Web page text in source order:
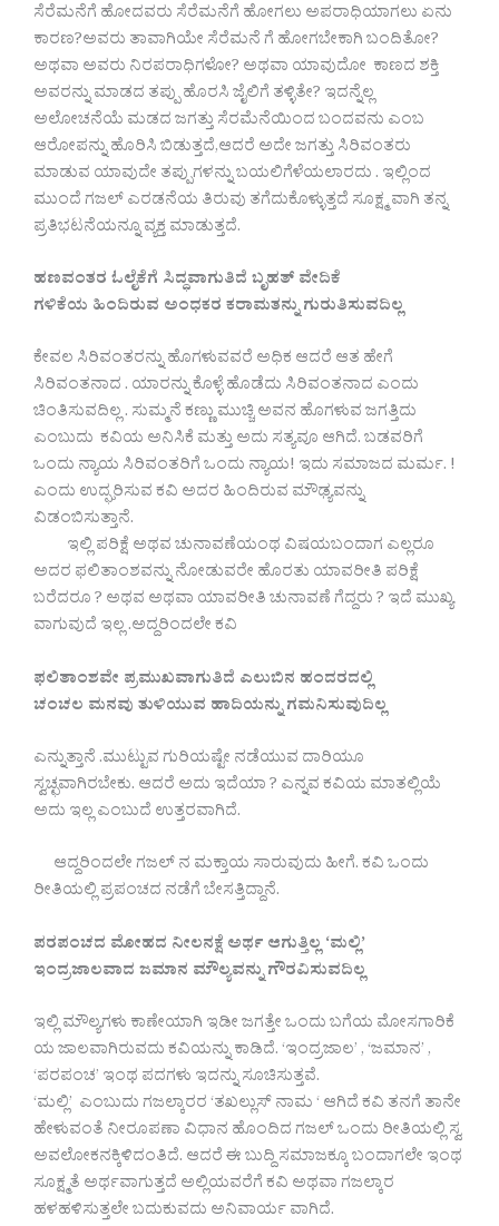
ಸೆರೆಮನೆಗೆ ಹೋದವರು ಸೆರೆಮನೆಗೆ ಹೋಗಲು ಅಪರಾಧಿಯಾಗಲು ಏನು
ಕಾರಣ?ಅವರು ತಾವಾಗಿಯೇ ಸೆರೆಮನೆ ಗೆ ಹೋಗಬೇಕಾಗಿ ಬಂದಿತೋ?
ಅಥವಾ ಅವರು ನಿರಪರಾಧಿಗಳೋ? ಅಥವಾ‌ ಯಾವುದೋ ಕಾಣದ ಶಕ್ತಿ
ಅವರನ್ನು ಮಾಡದ ತಪ್ಪು ಹೊರಸಿ ಜೈಲಿಗೆ ತಳ್ಳಿತೇ? ಇದನ್ನೆಲ್ಲ
ಅಲೋಚನೆಯೆ ಮಡದ ಜಗತ್ತು ಸೆರಮೆನೆಯಿಂದ ಬಂದವನು ಎಂಬ
ಆರೋಪನ್ನು ಹೊರಿಸಿ ಬಿಡುತ್ತದೆ,ಆದರೆ ಅದೇ ಜಗತ್ತು ಸಿರಿವಂತರು
ಮಾಡುವ ಯಾವುದೇ ತಪ್ಪುಗಳನ್ನು ಬಯಲಿಗೆಳೆಯಲಾರದು . ಇಲ್ಲಿಂದ
ಮುಂದೆ ಗಜಲ್ ಎರಡನೆಯ ತಿರುವು ತಗೆದುಕೊಳ್ಳುತ್ತದೆ ಸೂಕ್ಷ್ಮ ವಾಗಿ ತನ್ನ
ಪ್ರತಿಭಟನೆಯನ್ನೂ ವ್ಯಕ್ತ ಮಾಡುತ್ತದೆ.
ಹಣವಂತರ ಓಲೈಕೆಗೆ ಸಿದ್ಧವಾಗುತಿದೆ ಬೃಹತ್ ವೇದಿಕೆ
ಗಳಿಕೆಯ ಹಿಂದಿರುವ ಅಂಧಕರ ಕರಾಮತನ್ನು ಗುರುತಿಸುವದಿಲ್ಲ
ಕೇವಲ ಸಿರಿವಂತರನ್ನು ಹೊಗಳುವವರೆ ಅಧಿಕ ಆದರೆ ಆತ ಹೇಗೆ
ಸಿರಿವಂತನಾದ . ಯಾರನ್ನು ಕೊಳ್ಳೆ ಹೊಡೆದು ಸಿರಿವಂತನಾದ ಎಂದು
ಚಿಂತಿಸುವದಿಲ್ಲ . ಸುಮ್ಮನೆ ಕಣ್ಣು ಮುಚ್ಚಿ ಅವನ ಹೊಗಳುವ ಜಗತ್ತಿದು
ಎಂಬುದು ಕವಿಯ ಅನಿಸಿಕೆ ಮತ್ತು ಅದು ಸತ್ಯವೂ ಆಗಿದೆ. ಬಡವರಿಗೆ
ಒಂದು ನ್ಯಾಯ ಸಿರಿವಂತರಿಗೆ ಒಂದು ನ್ಯಾಯ! ಇದು ಸಮಾಜದ ಮರ್ಮ. !
ಎಂದು ಉದ್ಘರಿಸುವ ಕವಿ ಅದರ ಹಿಂದಿರುವ ಮೌಢ್ಯವನ್ನು
ವಿಡಂಬಿಸುತ್ತಾನೆ.
ಇಲ್ಲಿ ಪರಿಕ್ಷೆ ಅಥವ ಚುನಾವಣೆಯಂಥ ವಿಷಯಬಂದಾಗ ಎಲ್ಲರೂ
ಅದರ ಫಲಿತಾಂಶವನ್ನು ನೋಡುವರೇ ಹೊರತು ಯಾವರೀತಿ ಪರಿಕ್ಷೆ
ಬರೆದರೂ ? ಅಥವ ಅಥವಾ ಯಾವರೀತಿ ಚುನಾವಣೆ ಗೆದ್ದರು ? ಇದೆ ಮುಖ್ಯ
ವಾಗುವುದೆ ಇಲ್ಲ .ಅದ್ದರಿಂದಲೇ ಕವಿ
ಫಲಿತಾಂಶವೇ ಪ್ರಮುಖವಾಗುತಿದೆ ಎಲುಬಿನ ಹಂದರದಲ್ಲಿ
ಚಂಚಲ ಮನವು ತುಳಿಯುವ ಹಾದಿಯನ್ನು ಗಮನಿಸುವುದಿಲ್ಲ
ಎನ್ನುತ್ತಾನೆ .ಮುಟ್ಟುವ ಗುರಿಯಷ್ಟೇ ನಡೆಯುವ ದಾರಿಯೂ
ಸ್ವಚ್ಛವಾಗಿರಬೇಕು. ಆದರೆ ಅದು ಇದೆಯಾ ? ಎನ್ನವ ಕವಿಯ ಮಾತಲ್ಲಿಯೆ
ಅದು ಇಲ್ಲ ಎಂಬುದೆ ಉತ್ತರವಾಗಿದೆ.
ಆದ್ದರಿಂದಲೇ ಗಜಲ್ ನ ಮಕ್ತಾಯ ಸಾರುವುದು ಹೀಗೆ. ಕವಿ ಒಂದು
ರೀತಿಯಲ್ಲಿ ಪ್ರಪಂಚದ ನಡೆಗೆ ಬೇಸತ್ತಿದ್ದಾನೆ.
ಪರಪಂಚದ ಮೋಹದ ನೀಲನಕ್ಷೆ ಅರ್ಥ ಆಗುತ್ತಿಲ್ಲ ‘ಮಲ್ಲಿ’
ಇಂದ್ರಜಾಲವಾದ ಜಮಾನ ಮೌಲ್ಯವನ್ನು ಗೌರವಿಸುವದಿಲ್ಲ
ಇಲ್ಲಿ ಮೌಲ್ಯಗಳು ಕಾಣೇಯಾಗಿ ಇಡೀ ಜಗತ್ತೇ ಒಂದು ಬಗೆಯ ಮೋಸಗಾರಿಕೆ
ಯ ಜಾಲವಾಗಿರುವದು ಕವಿಯನ್ನು ಕಾಡಿದೆ. ‘ಇಂದ್ರಜಾಲ’ , ‘ಜಮಾನ’ ,
‘ಪರಪಂಚ’ ಇಂಥ ಪದಗಳು ಇದನ್ನು ಸೂಚಿಸುತ್ತವೆ.
‘ಮಲ್ಲಿ’ ಎಂಬುದು ಗಜಲ್ಕಾರರ ‘ತಖಲ್ಲುಸ್ ನಾಮ ‘ ಆಗಿದೆ ಕವಿ ತನಗೆ ತಾನೇ
ಹೇಳುವಂತೆ ನೀರೂಪಣಾ ವಿಧಾನ ಹೊಂದಿದ ಗಜಲ್ ಒಂದು ರೀತಿಯಲ್ಲಿ ಸ್ವ
ಅವಲೋಕನಕ್ಕಿಳಿದಂತಿದೆ. ಆದರೆ ಈ ಬುದ್ದಿ ಸಮಾಜಕ್ಕೂ ಬಂದಾಗಲೇ ಇಂಥ
ಸೂಕ್ಷ್ಮತೆ ಅರ್ಥವಾಗುತ್ತದೆ ಅಲ್ಲಿಯವರೆಗೆ ಕವಿ ಅಥವಾ ಗಜಲ್ಕಾರ
ಹಳಹಳಿಸುತ್ತಲೇ ಬದುಕುವದು ಅನಿವಾರ್ಯ ವಾಗಿದೆ.